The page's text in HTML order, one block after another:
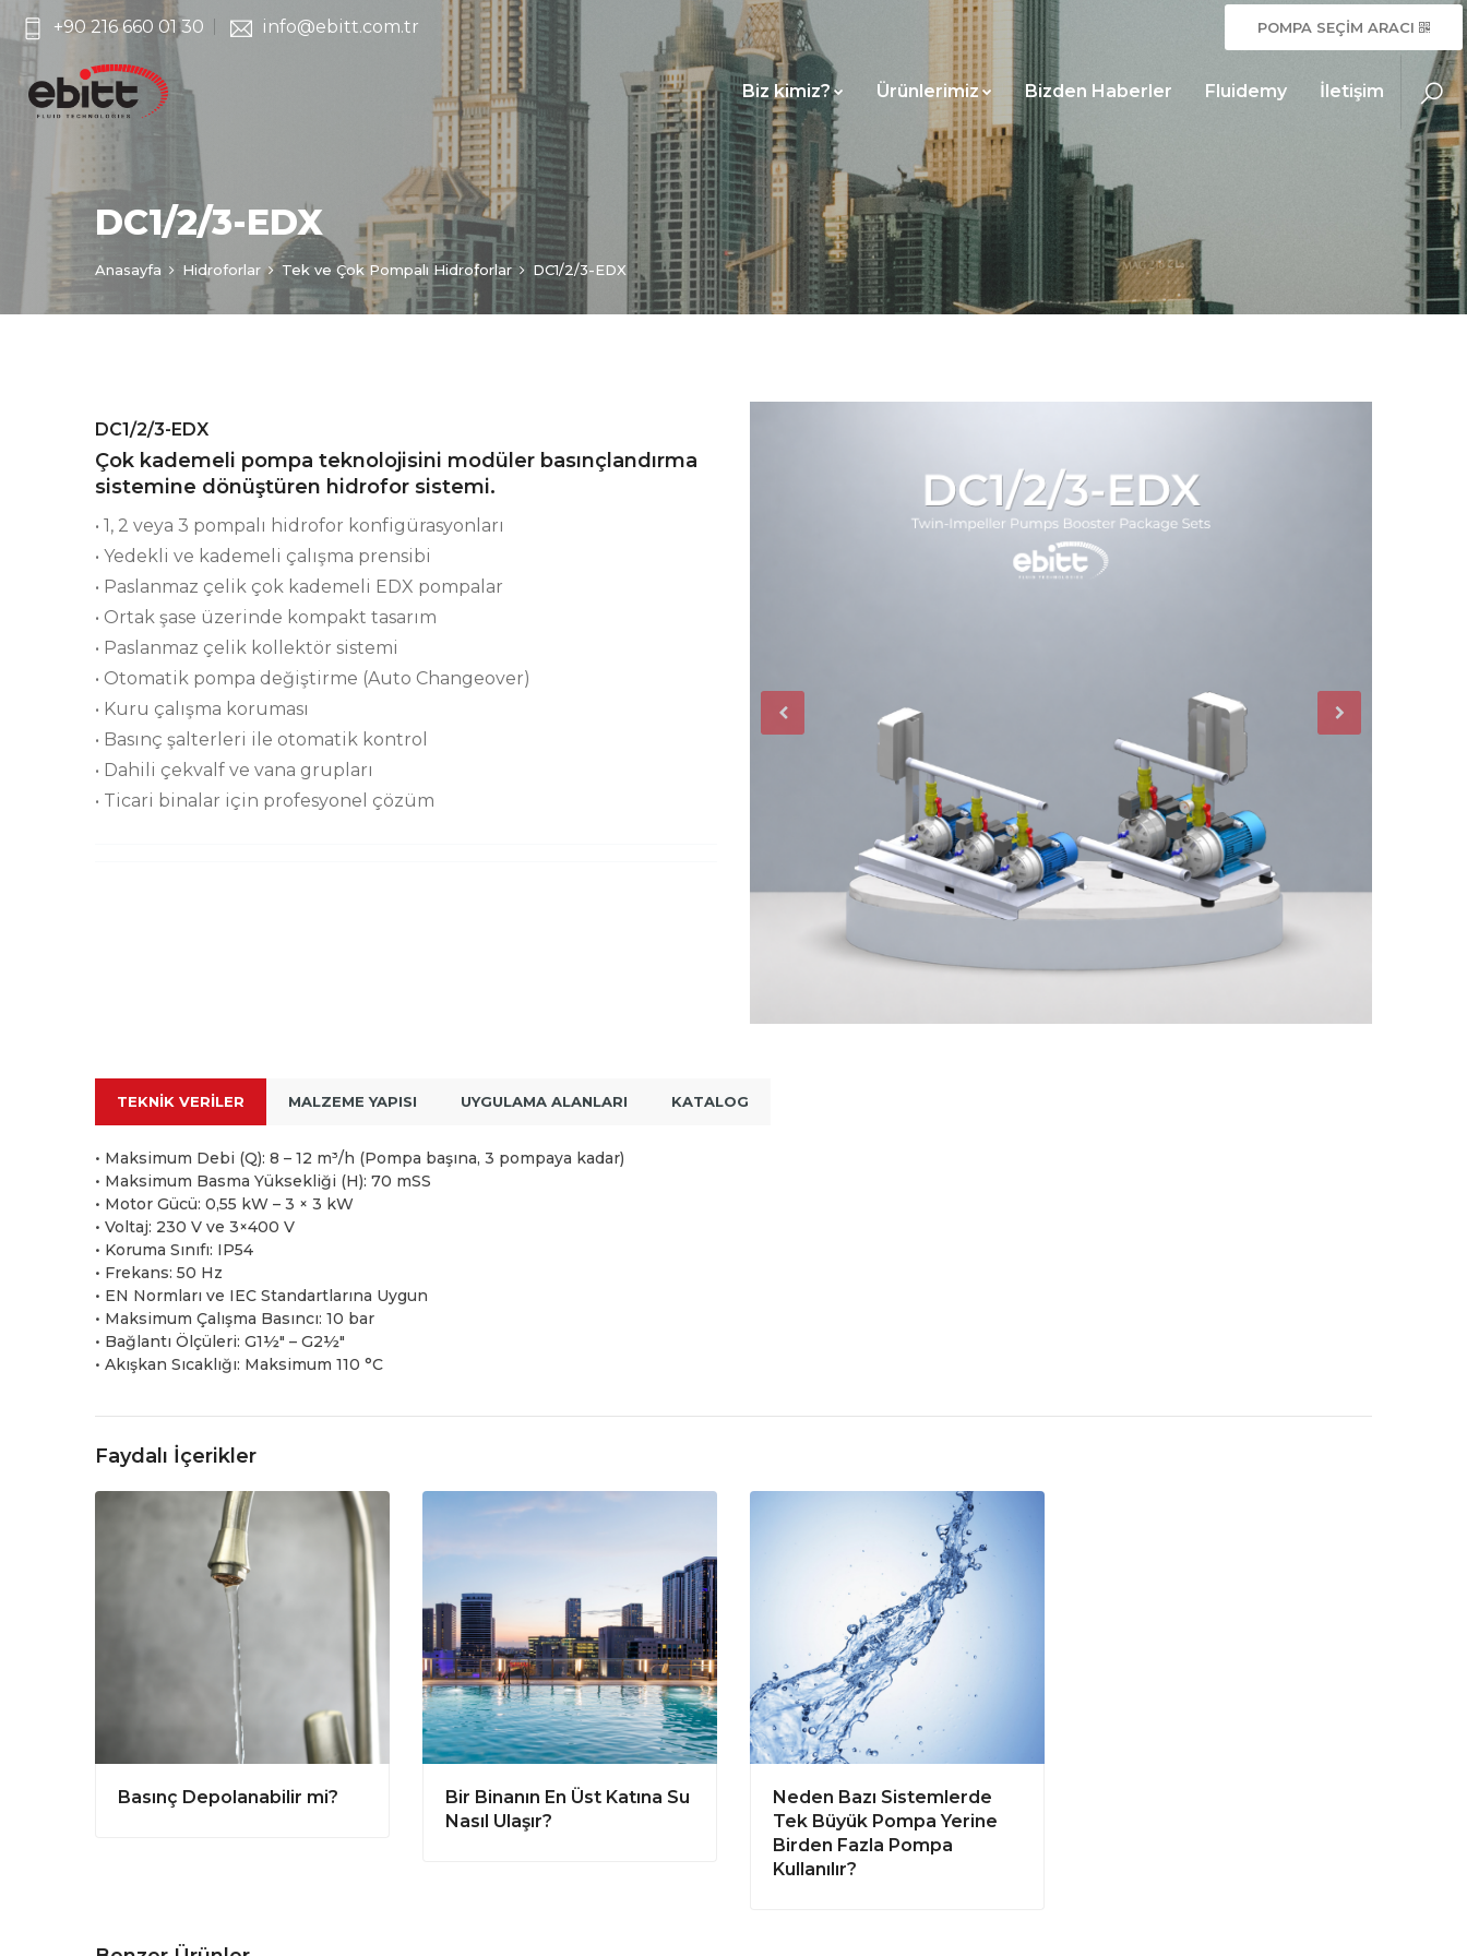
+90 216 660 01 30 info@ebitt.com.tr POMPA SEÇİM ARACI
Biz kimiz? Ürünlerimiz Bizden Haberler Fluidemy İletişim
DC1/2/3-EDX
Anasayfa Hidroforlar Tek ve Çok Pompalı Hidroforlar DC1/2/3-EDX
DC1/2/3-EDX
Çok kademeli pompa teknolojisini modüler basınçlandırma
sistemine dönüştüren hidrofor sistemi.
• 1, 2 veya 3 pompalı hidrofor konfigürasyonları
• Yedekli ve kademeli çalışma prensibi
• Paslanmaz çelik çok kademeli EDX pompalar
• Ortak şase üzerinde kompakt tasarım
• Paslanmaz çelik kollektör sistemi
• Otomatik pompa değiştirme (Auto Changeover)
• Kuru çalışma koruması
• Basınç şalterleri ile otomatik kontrol
• Dahili çekvalf ve vana grupları
• Ticari binalar için profesyonel çözüm
TEKNIK VERILER MALZEME YAPISI UYGULAMA ALANLARI KATALOG
• Maksimum Debi (Q): 8 – 12 m³/h (Pompa başına, 3 pompaya kadar)
• Maksimum Basma Yüksekliği (H): 70 mSS
• Motor Gücü: 0,55 kW – 3 × 3 kW
• Voltaj: 230 V ve 3×400 V
• Koruma Sınıfı: IP54
• Frekans: 50 Hz
• EN Normları ve IEC Standartlarına Uygun
• Maksimum Çalışma Basıncı: 10 bar
• Bağlantı Ölçüleri: G1½" – G2½"
• Akışkan Sıcaklığı: Maksimum 110 °C
Faydalı İçerikler
Basınç Depolanabilir mi?
Bir Binanın En Üst Katına Su
Nasıl Ulaşır?
Neden Bazı Sistemlerde
Tek Büyük Pompa Yerine
Birden Fazla Pompa
Kullanılır?